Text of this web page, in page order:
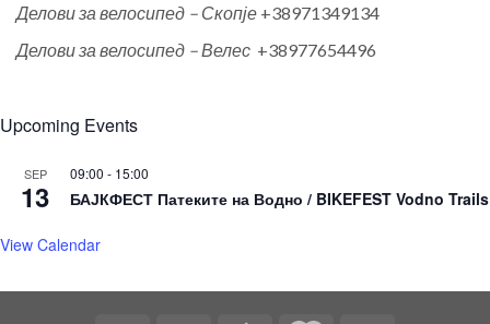
Делови за велосипед – Скопје +38971349134
Делови за велосипед – Велес +38977654496
Upcoming Events
SEP
13
09:00 - 15:00
БАЈКФЕСТ Патеките на Водно / BIKEFEST Vodno Trails
View Calendar